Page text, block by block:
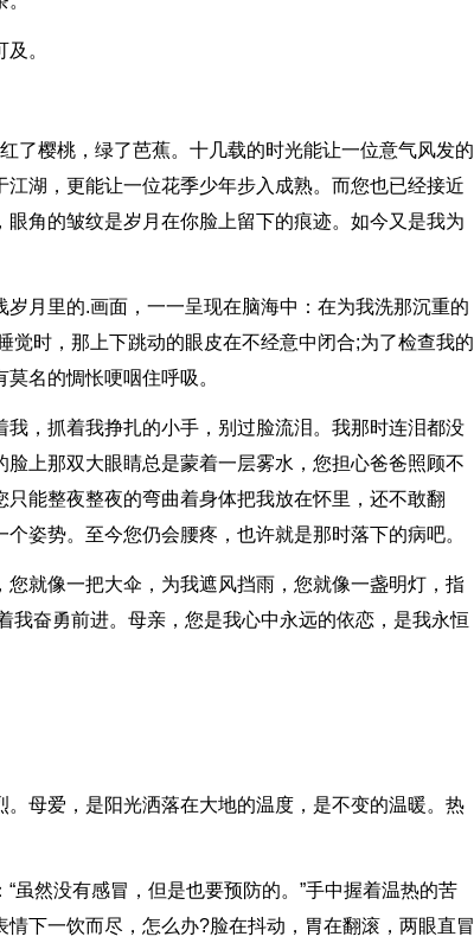
。
了樱桃，绿了芭蕉。十几载的时光能让一位意气风发的
湖，更能让一位花季少年步入成熟。而您也已经接近
角的皱纹是岁月在你脸上留下的痕迹。如今又是我为
月里的.画面，一一呈现在脑海中：在为我洗那沉重的
觉时，那上下跳动的眼皮在不经意中闭合;为了检查我的
名的惆怅哽咽住呼吸。
，抓着我挣扎的小手，别过脸流泪。我那时连泪都没
上那双大眼睛总是蒙着一层雾水，您担心爸爸照顾不
能整夜整夜的弯曲着身体把我放在怀里，还不敢翻
姿势。至今您仍会腰疼，也许就是那时落下的病吧。
就像一把大伞，为我遮风挡雨，您就像一盏明灯，指
我奋勇前进。母亲，您是我心中永远的依恋，是我永恒
母爱，是阳光洒落在大地的温度，是不变的温暖。热
虽然没有感冒，但是也要预防的。”手中握着温热的苦
下一饮而尽，怎么办?脸在抖动，胃在翻滚，两眼直冒